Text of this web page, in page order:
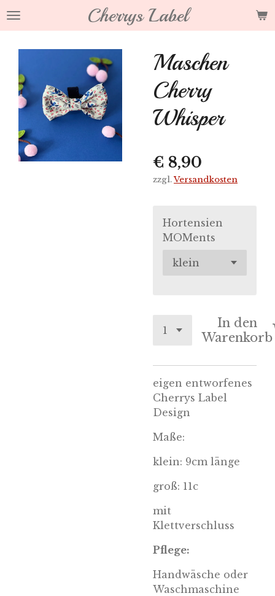
Zum
Cherrys Label
Maschen
Cherry
Whisper
€ 8,90
zzgl.Versandkosten
Hortensien
MOMents
In den
Warenkorb
eigen entworfenes
Cherrys Label
Design
Maße:
klein: 9cm länge
groß: 11c
mit
Klettverschluss
Pflege:
Handwäsche oder
Waschmaschine